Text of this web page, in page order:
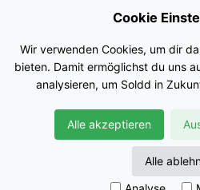
Impressum
Nutzungsbedingungen
Datenschutz
© Soldd GmbH
Cookie
Wir verwenden Cookies, um dir
bieten. Damit ermöglichst du uns
analysieren, um Soldd in
Alle akzeptieren
Alle